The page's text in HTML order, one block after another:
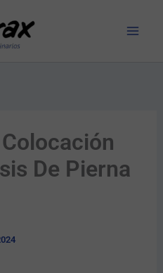
De Pierna